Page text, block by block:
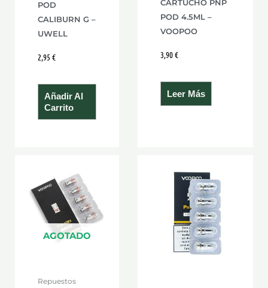
POD
CALIBURN G –
UWELL
2,95 €
Añadir Al
Carrito
CARTUCHO PNP
POD 4.5ML –
VOOPOO
3,90€
Leer Más
AGOTADO
Repuestos